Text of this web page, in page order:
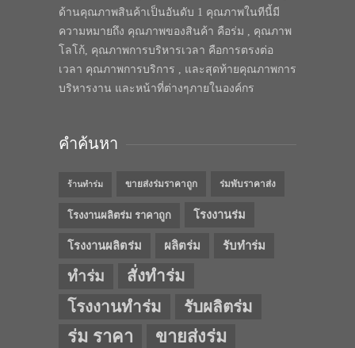
ด้านคุณภาพสินค้าเป็นอันดับ 1 คุณภาพในทีนี้มี
ความหมายถึง คุณภาพของสินค้า คือร่ม , คุณภาพ
โลโก้, คุณภาพการบริหารเวลา คือการตรงต่อ
เวลา คุณภาพการบริการ , และสุดท้ายคุณภาพการ
บริหารงาน และหน้าที่ต่างๆภายในองค์กร
คำค้นหา
ร้านทำร่ม ขายส่งร่มราคาถูก ร่มพับราคาส่ง
โรงงานผลิตร่ม ราคาถูก โรงงานร่ม
โรงงานผลิตร่ม ผลิตร่ม รับทำร่ม
ทำร่ม
สั่งทำร่ม
โรงงานทำร่ม
รับผลิตร่ม
ร่ม ราคา ขายส่งร่ม